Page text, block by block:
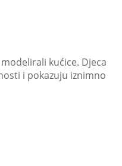
kućice. Djeca
i pokazuju iznimno